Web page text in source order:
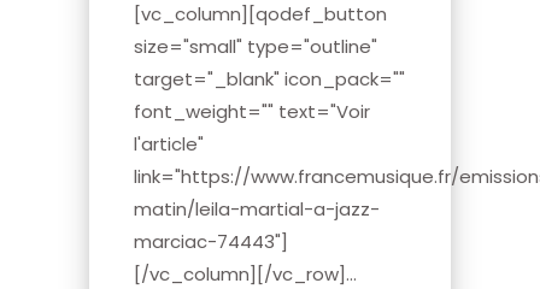
[vc_column][qodef_button
size="small" type="outline"
target="_blank" icon_pack=""
font_weight="" text="Voir
l'article"
link="https://www.francemusique.fr/
matin/leila-martial-a-jazz-
marciac-74443"]
[/vc_column][/vc_row]...